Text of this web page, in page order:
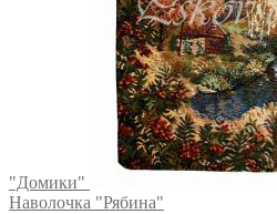
"Домики"
Наволочка "Рябина"